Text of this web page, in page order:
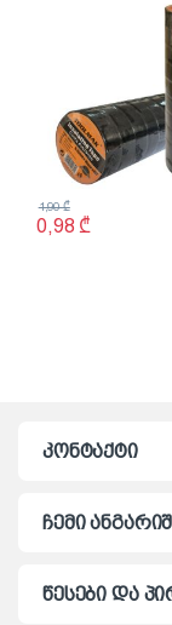
0,98 ₾
1,90₾
კონტაქტი
ჩემი
წესები და